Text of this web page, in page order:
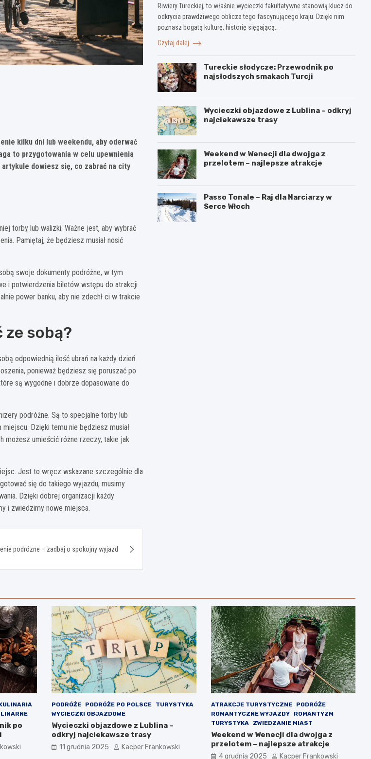
kilku dni lub weekendu, aby oderwać
to przygotowania w celu upewnienia
dowiesz się, co zabrać na city
torby lub walizki. Ważne jest, aby wybrać
Pamiętaj, że będziesz musiał nosić
swoje dokumenty podróżne, w tym
i potwierdzenia biletów wstępu do atrakcji
power banku, aby nie zdechł ci w trakcie
ze sobą?
odpowiednią ilość ubrań na każdy dzień
ponieważ będziesz się poruszać po
są wygodne i dobrze dopasowane do
podróżne. Są to specjalne torby lub
Dzięki temu nie będziesz musiał
możesz umieścić różne rzeczy, takie jak
Jest to wręcz wskazane szczególnie dla
się do takiego wyjazdu, musimy
Dzięki dobrej organizacji każdy
i zwiedzimy nowe miejsca.
podrózne – zadbaj o spokojny wyjazd
Riwiery Tureckiej, to właśnie wycieczki fakultatywne stanowią klucz do
odkrycia prawdziwego oblicza tego fascynującego kraju. Dzięki nim
poznasz bogatą kulturę, historię sięgającą…
Czytaj dalej
Tureckie słodycze: Przewodnik po
najsłodszych smakach Turcji
Wycieczki objazdowe z Lublina – odkryj
najciekawsze trasy
Weekend w Wenecji dla dwojga z
przelotem – najlepsze atrakcje
Passo Tonale – Raj dla Narciarzy w
Serce Włoch
po
PODRÓŻE PODRÓŻE PO POLSCE
TURYSTYKA
WYCIECZKI OBJAZDOWE
Wycieczki objazdowe z Lublina –
odkryj najciekawsze trasy
11 grudnia 2025 Kacper Frankowski
ATRAKCJE TURYSTYCZNE
PODRÓŻE
ROMANTYCZNE WYJAZDY
ROMANTYZM
TURYSTYKA
ZWIEDZANIE MIAST
Weekend w Wenecji dla dwojga z
przelotem – najlepsze atrakcje
4 grudnia 2025 Kacper Frankowski